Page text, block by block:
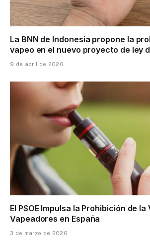
La BNN de Indonesia propone la
vapeo en el nuevo proyecto de ley
9 de abril de 2026
El PSOE Impulsa la Prohibición de
Vapeadores en España
3 de marzo de 2026